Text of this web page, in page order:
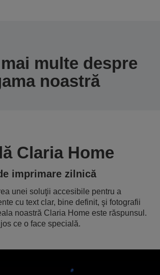
multe despre
noastră
Claria Home
imprimare zilnică
unei soluţii accesibile pentru a
cu text clar, bine definit, şi fotografii
noastră Claria Home este răspunsul.
ce o face specială.